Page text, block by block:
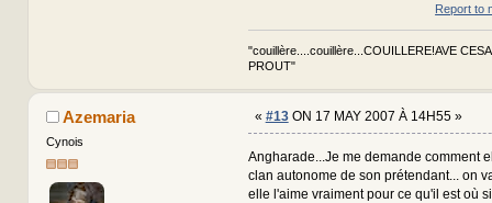
Report to
"couillère....couillère...COUILLERE!AVE
PROUT"
Azemaria
Cynois
« #13ON 17 MAY 2007 À 14H55 »
Angharade...Je me demande comment
clan autonome de son prétendant... on
elle l'aime vraiment pour ce qu'il est où